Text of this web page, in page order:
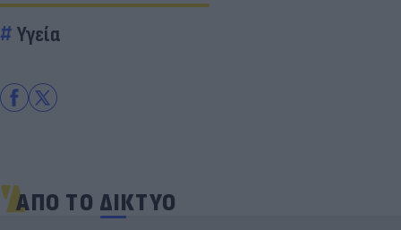
Υγεία
ΑΠΟ ΤΟ ΔΙΚΤΥΟ